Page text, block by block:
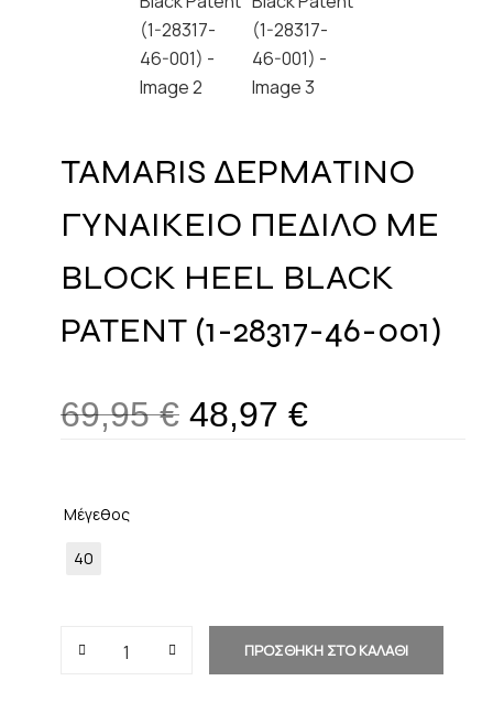
TAMARIS ΔΕΡΜΑΤΙΝΟ
ΓΥΝΑΙΚΕΙΟ ΠΕΔΙΛΟ ΜΕ
BLOCK HEEL BLACK
PATENT (1-28317-46-001)
69,95€ 48,97 €
Μέγεθος
40
ΠΡΟΣΘΗΚΗ ΣΤΟ ΚΑΛΑΘΙ